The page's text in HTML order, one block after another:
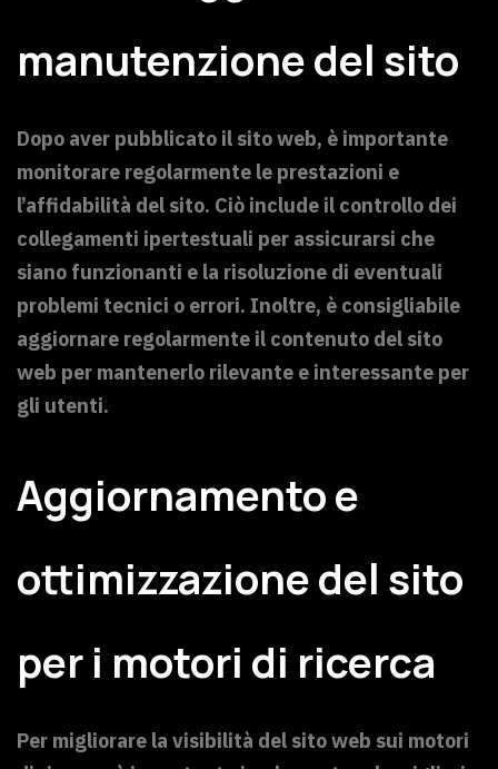
manutenzione del sito
Dopo aver pubblicato il sito web, è importante
monitorare regolarmente le prestazioni e
l’affidabilità del sito. Ciò include il controllo dei
collegamenti ipertestuali per assicurarsi che
siano funzionanti e la risoluzione di eventuali
problemi tecnici o errori. Inoltre, è consigliabile
aggiornare regolarmente il contenuto del sito
web per mantenerlo rilevante e interessante per
gli utenti.
Aggiornamento e
ottimizzazione del sito
per i motori di ricerca
Per migliorare la visibilità del sito web sui motori